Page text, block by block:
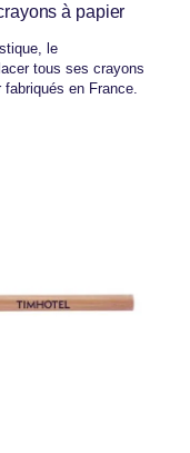
à papier
le
tous ses crayons
en France.